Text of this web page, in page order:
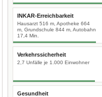
INKAR-Erreichbarkeit
Hausarzt 516 m, Apotheke 664
m, Grundschule 844 m, Autobahn
17,4 Min.
Verkehrssicherheit
2,7 Unfälle je 1.000 Einwohner
Gesundheit